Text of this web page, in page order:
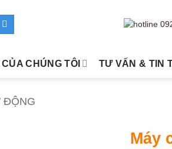
CHÚNG TÔI TƯ VẤN & TIN
ĐỘNG
Máy